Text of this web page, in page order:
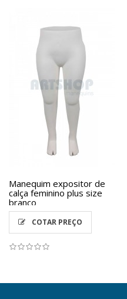
Manequim expositor de
calça feminino plus size
branco
COTAR PREÇO